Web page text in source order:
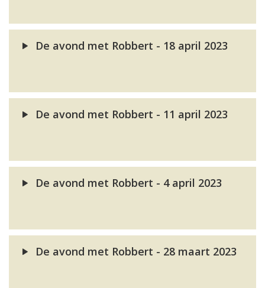
De avond met Robbert - 18 april 2023
De avond met Robbert - 11 april 2023
De avond met Robbert - 4 april 2023
De avond met Robbert - 28 maart 2023